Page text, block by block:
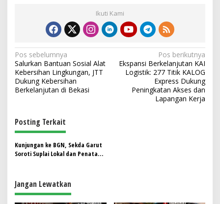
Ikuti Kami
N
a
v
i
a
s
i
o
s
Pos sebelumnya
Salurkan Bantuan Sosial Alat
Kebersihan Lingkungan, JTT
Dukung Kebersihan
Berkelanjutan di Bekasi
Pos berikutnya
Ekspansi Berkelanjutan KAI
Logistik: 277 Titik KALOG
Express Dukung
Peningkatan Akses dan
Lapangan Kerja
Posting Terkait
Kunjungan ke BGN, Sekda Garut
Soroti Suplai Lokal dan Penataan
Jangan Lewatkan